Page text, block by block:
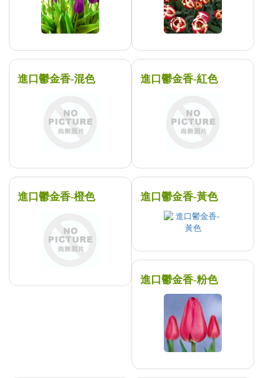
進口鬱金香-混色 進口鬱金香-紅色
進口鬱金香-橙色 進口鬱金香-黃色
進口鬱金香-粉色